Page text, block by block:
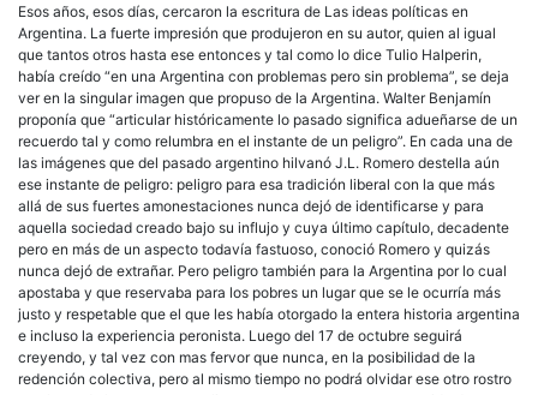
Esos años, esos días, cercaron la escritura de Las ideas políticas en
Argentina. La fuerte impresión que produjeron en su autor, quien al igual
que tantos otros hasta ese entonces y tal como lo dice Tulio Halperin,
había creído “en una Argentina con problemas pero sin problema”, se deja
ver en la singular imagen que propuso de la Argentina. Walter Benjamín
proponía que “articular históricamente lo pasado significa adueñarse de un
recuerdo tal y como relumbra en el instante de un peligro”. En cada una de
las imágenes que del pasado argentino hilvanó J.L. Romero destella aún
ese instante de peligro: peligro para esa tradición liberal con la que más
allá de sus fuertes amonestaciones nunca dejó de identificarse y para
aquella sociedad creado bajo su influjo y cuya último capítulo, decadente
pero en más de un aspecto todavía fastuoso, conoció Romero y quizás
nunca dejó de extrañar. Pero peligro también para la Argentina por lo cual
apostaba y que reservaba para los pobres un lugar que se le ocurría más
justo y respetable que el que les había otorgado la entera historia argentina
e incluso la experiencia peronista. Luego del 17 de octubre seguirá
creyendo, y tal vez con mas fervor que nunca, en la posibilidad de la
redención colectiva, pero al mismo tiempo no podrá olvidar ese otro rostro